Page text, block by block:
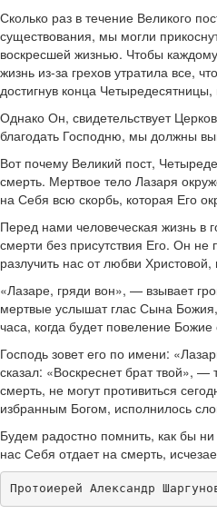
Сколько раз в течение Великого
существования, мы могли
воскресшей жизнью. Чтобы
жизнь из-за грехов утратила все,
достигнув конца
Однако Он, свидетельствует
благодать Господню, мы должны
Вот почему Великий пост,
смерть. Мертвое тело Лазаря
на Себя всю скорбь, которая Его
Перед нами человеческая жизнь в
смерти без присутствия Его. Он
разлучить нас от любви
«Лазаре, гряди вон», — взывает
мертвые услышат глас Сына
часа, когда будет повеление
Господь зовет его по имени:
сказал: «Воскреснет брат твой», —
смерть, не могут противиться
избранным Богом, исполнилось
Будем радостно помнить, как бы
нас Себя отдает на смерть,
Протоиерей Александр